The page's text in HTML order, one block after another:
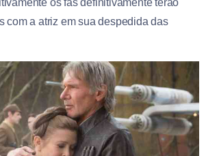
os fãs definitivamente terão
com a atriz em sua despedida das